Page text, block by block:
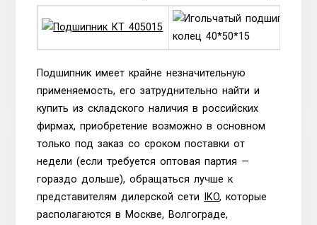
Подшипник имеет крайне незначительную
применяемость, его затруднительно найти и
купить из складского наличия в российских
фирмах, приобретение возможно в основном
только под заказ со сроком поставки от
недели (если требуется оптовая партия —
гораздо дольше), обращаться лучше к
представителям дилерской сети
IKO, которые
располагаются в Москве, Волгограде,